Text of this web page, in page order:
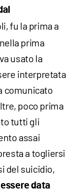
fu la prima a
prima
usato la
interpretata
comunicato
poco prima
tutti gli
assai
a togliersi
del suicidio,
data